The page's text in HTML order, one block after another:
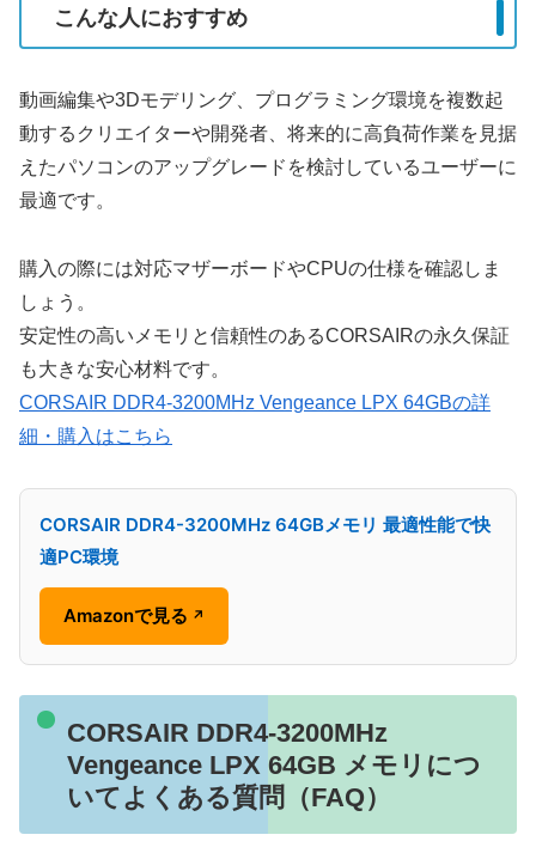
こんな人におすすめ
動画編集や3Dモデリング、プログラミング環境を複数起
動するクリエイターや開発者、将来的に高負荷作業を見据
えたパソコンのアップグレードを検討しているユーザーに
最適です。
購入の際には対応マザーボードやCPUの仕様を確認しま
しょう。
安定性の高いメモリと信頼性のあるCORSAIRの永久保証
も大きな安心材料です。
CORSAIR DDR4-3200MHz Vengeance LPX 64GBの詳
細・購入はこちら
CORSAIR DDR4-3200MHz 64GBメモリ 最適性能で快
適PC環境
Amazonで見る ↗
CORSAIR DDR4-3200MHz
Vengeance LPX 64GB メモリにつ
いてよくある質問（FAQ）